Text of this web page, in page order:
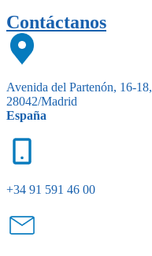
Contáctanos
Avenida del Partenón, 16-18,
28042/Madrid
España
+34 91 591 46 00